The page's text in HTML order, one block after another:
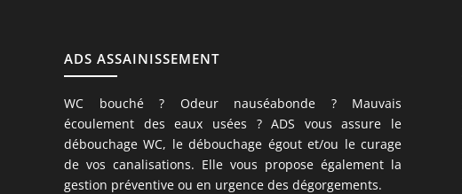
ADS ASSAINISSEMENT
WC bouché ? Odeur nauséabonde ? Mauvais
écoulement des eaux usées ? ADS vous assure le
débouchage WC, le débouchage égout et/ou le curage
de vos canalisations. Elle vous propose également la
gestion préventive ou en urgence des dégorgements.